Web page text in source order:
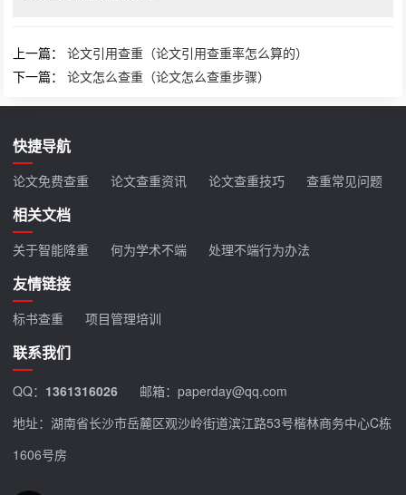
上一篇：论文引用查重（论文引用查重率怎么算的）
下一篇：论文怎么查重（论文怎么查重步骤）
快捷导航
论文免费查重 论文查重资讯 论文查重技巧 查重常见问题
相关文档
关于智能降重 何为学术不端 处理不端行为办法
友情链接
标书查重 项目管理培训
联系我们
QQ： 1361316026
邮箱：paperday@qq.com
地址：湖南省长沙市岳麓区观沙岭街道滨江路53号楷林商务中心C栋
1606号房